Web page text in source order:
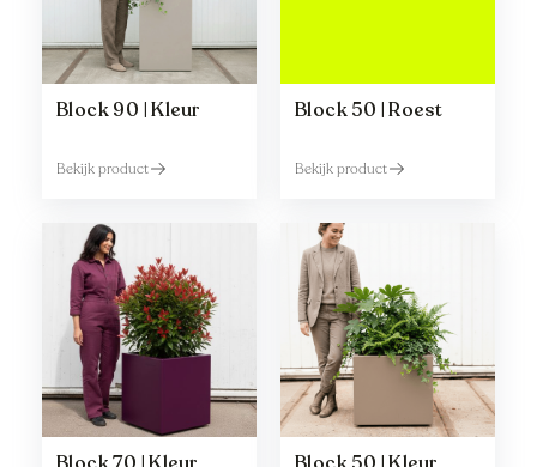
Block 90 | Kleur
Bekijk product
Block 50 | Roest
Bekijk product